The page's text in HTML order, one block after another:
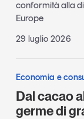
conformità alla
Europe
29 luglio 2026
Economia e
Dal cacao
germe di